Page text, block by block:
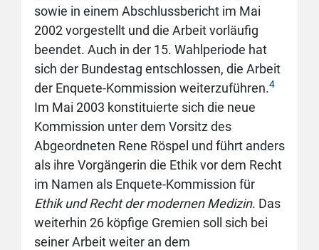
sowie in einem Abschlussbericht im Mai
2002 vorgestellt und die Arbeit vorläufig
beendet. Auch in der 15. Wahlperiode hat
sich der Bundestag entschlossen, die Arbeit
der Enquete-Kommission weiterzuführen.4
Im Mai 2003 konstituierte sich die neue
Kommission unter dem Vorsitz des
Abgeordneten Rene Röspel und führt anders
als ihre Vorgängerin die Ethik vor dem Recht
im Namen als Enquete-Kommission für
Ethik und Recht der modernen Medizin. Das
weiterhin 26 köpfige Gremien soll sich bei
seiner Arbeit weiter an dem